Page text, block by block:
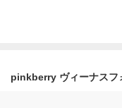
pinkberry ヴィーナスフ